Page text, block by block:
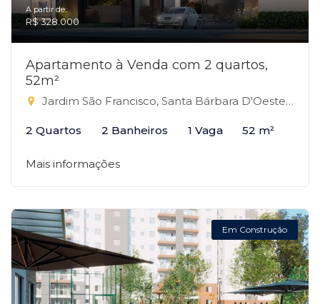
A partir de:
R$ 328.000
Apartamento à Venda com 2 quartos,
52m²
Jardim São Francisco, Santa Bárbara D'Oeste-SP
2 Quartos 2 Banheiros 1 Vaga 52 m²
Mais informações
Em Construção